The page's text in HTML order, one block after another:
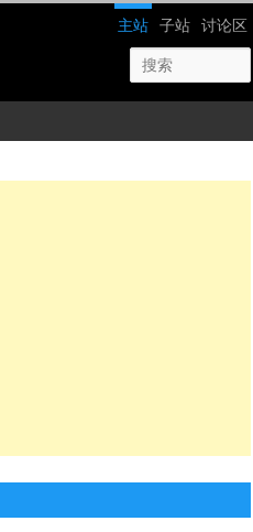
网站导航
主站 子站 讨论区